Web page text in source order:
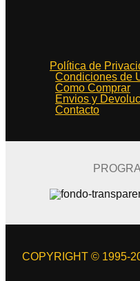
Política de
Condiciones de
Como Comprar
Envios y
Contacto
COPYRIGHT © 1995-